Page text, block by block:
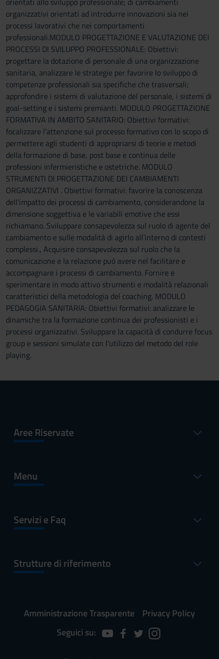
organizzativi orientati ad introdurre innovazioni sia nei
processi lavorativi che nei comportamenti
professionali.MODULO PROGETTAZIONE E VALUTAZIONE DEI
PROCESSI DI SVILUPPO PROFESSIONALE: Obiettivi:
progettare la dotazione di personale di una organizzazione
sanitaria, analizzare le strategie per favorire lo sviluppo di
competenze professionali sia specifiche che trasversali;
approfondire i sistemi di valutazione del personale, i sistemi di
goal-setting e i sistemi premianti. MODULO PROGETTAZIONE
FORMATIVA IN AMBITO SANITARIO: Obiettivi formativi:
focalizzare l’attenzione sul processo formativo con lo scopo di
permettere agli studenti di appropriarsi di teorie e metodi
della formazione di base, post base e continua delle
professioni infermieristiche e ostetriche. MODULO
STRUMENTI DI PROGETTAZIONE DEI CAMBIAMENTI
ORGANIZZATIVI . Obiettivi formativi: favorire la conoscenza
dell’impatto dei processi di cambiamento, considerandone la
dimensione soggettiva e le variabili emotive che essi
richiamano. Sviluppare consapevolezza sul ruolo di agente del
cambiamento e sulle modalità di agirlo all’interno di contesti
complessi., Acquisire consapevolezza sul ruolo che la
comunicazione e la relazione può avere nel facilitare e
accompagnare i processi di cambiamento. Fornire e
sperimentare in modo attivo strumenti e modalità relazionali
caratteristici della metodologia del coaching. MODULO
PEDAGOGIA SANITARIA: Obiettivi formativi: analizzare le
dinamiche tra la formazione continua dei professionisti e i
processi organizzativi. Sviluppare la capacità di condurre focus
group e sessioni simulate con l’utilizzo del metodo del role
playing.
Aree Riservate
Menu
Servizi e Faq
Strutture di riferimento
Amministrazione Trasparente
Privacy Policy
Seguici su: